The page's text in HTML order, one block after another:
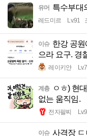
유머 특수부대
레드미르 Lv.91
이슈 한강 공
으라 요구. 경
레이키얀
계층
ㅇㅎ) 현
없는 움직임.
전자팔찌
이슈 사격장 ㄷ